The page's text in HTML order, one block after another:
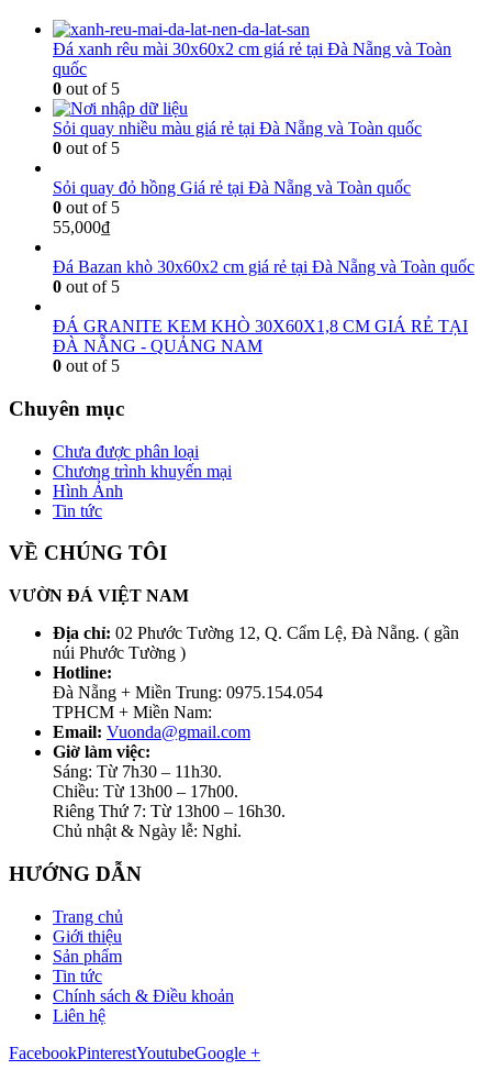
Đá xanh rêu mài 30x60x2 cm giá rẻ tại Đà Nẵng và Toàn
quốc
0 out of 5
Sỏi quay nhiều màu giá rẻ tại Đà Nẵng và Toàn quốc
0 out of 5
Sỏi quay đỏ hồng Giá rẻ tại Đà Nẵng và Toàn quốc
0 out of 5
55,000₫
Đá Bazan khò 30x60x2 cm giá rẻ tại Đà Nẵng và Toàn quốc
0 out of 5
ĐÁ GRANITE KEM KHÒ 30X60X1,8 CM GIÁ RẺ TẠI
ĐÀ NẴNG - QUẢNG NAM
0 out of 5
Chuyên mục
Chưa được phân loại
Chương trình khuyến mại
Hình Ảnh
Tin tức
VỀ CHÚNG TÔI
VƯỜN ĐÁ VIỆT NAM
Địa chỉ: 02 Phước Tường 12, Q. Cẩm Lệ, Đà Nẵng. ( gần
núi Phước Tường )
Hotline:
Đà Nẵng + Miền Trung: 0975.154.054
TPHCM + Miền Nam:
Email: Vuonda@gmail.com
Giờ làm việc:
Sáng: Từ 7h30 – 11h30.
Chiều: Từ 13h00 – 17h00.
Riêng Thứ 7: Từ 13h00 – 16h30.
Chủ nhật & Ngày lễ: Nghỉ.
HƯỚNG DẪN
Trang chủ
Giới thiệu
Sản phẩm
Tin tức
Chính sách & Điều khoản
Liên hệ
FacebookPinterestYoutubeGoogle +